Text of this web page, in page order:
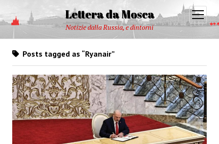
Lettera da Mosca
Notizie dalla Russia, e dintorni
open
menu
Posts tagged as “Ryanair”